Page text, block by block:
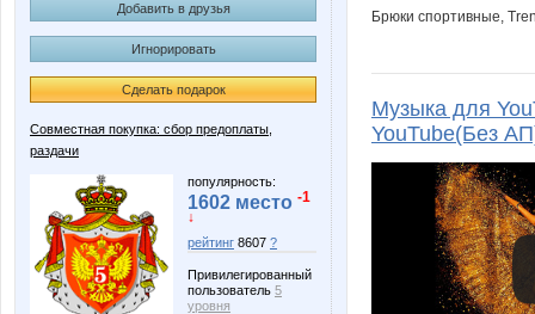
Добавить в друзья
Игнорировать
Сделать подарок
Совместная покупка: сбор предоплаты,
раздачи
популярность:
1602 место -1
↓
рейтинг 8607 ?
Привилегированный
пользователь 5
уровня
Lenuik Lia85
Брюки спортивные,
Музыка для
YouTube(Без